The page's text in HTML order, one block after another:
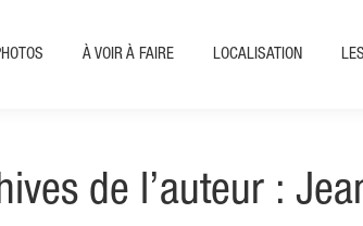
À VOIR À FAIRE LOCALISATION
de l’auteur :